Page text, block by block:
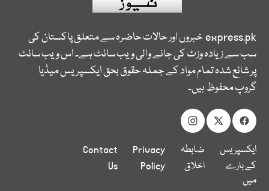
express.pkخبروں اور حالات حاضرہ سے متعلق پاکستان کی
سب سے زیادہ وزٹ کی جانے والی ویب سائٹ ہے۔ اس ویب سائٹ
پر شائع شدہ تمام مواد کے جملہ حقوق بحق ایکسپریس میڈیا
گروپ محفوظ ہیں۔
ایکسپریس
کے بارے
میں
ضابطہ
اخلاق
Privacy
Policy
Contact
Us